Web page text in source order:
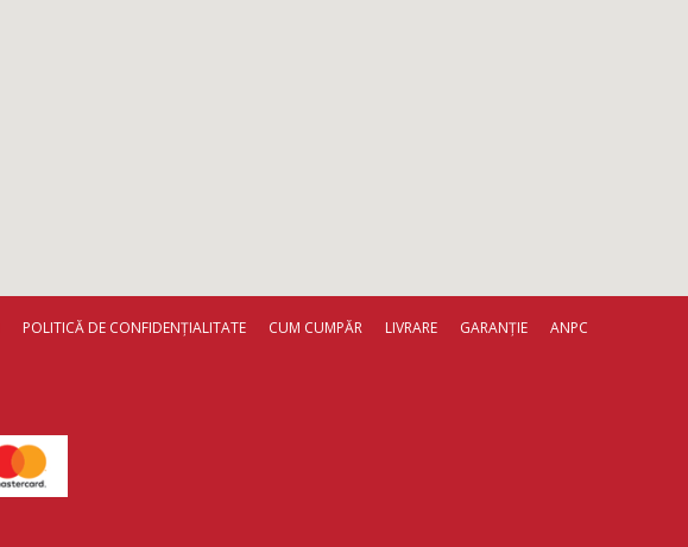
POLITICĂ DE CONFIDENȚIALITATE CUM CUMPĂR LIVRARE GARANȚIE ANPC